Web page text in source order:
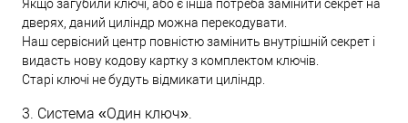
Якщо загубили ключі, або є інша потреба замінити секрет на
дверях, даний циліндр можна перекодувати.
Наш сервісний центр повністю замінить внутрішній секрет і
видасть нову кодову картку з комплектом ключів.
Старі ключі не будуть відмикати циліндр.
3. Система «Один ключ».